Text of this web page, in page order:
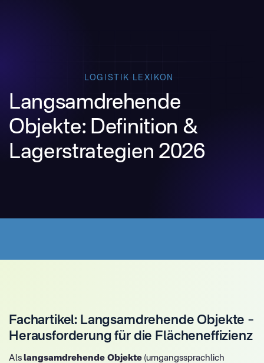
LOGISTIK LEXIKON
Langsamdrehende
Objekte: Definition &
Lagerstrategien 2026
Fachartikel: Langsamdrehende Objekte –
Herausforderung für die Flächeneffizienz
Als langsamdrehende Objekte (umgangssprachlich